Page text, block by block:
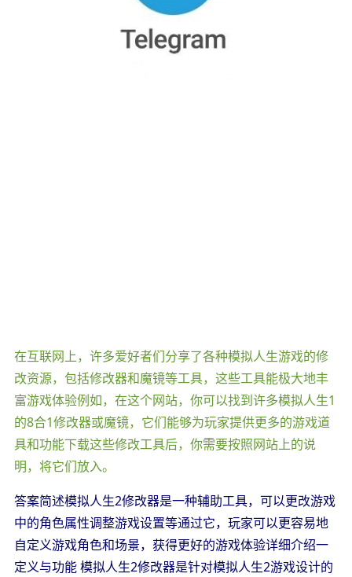
在互联网上，许多爱好者们分享了各种模拟人生游戏的修
改资源，包括修改器和魔镜等工具，这些工具能极大地丰
富游戏体验例如，在这个网站，你可以找到许多模拟人生1
的8合1修改器或魔镜，它们能够为玩家提供更多的游戏道
具和功能下载这些修改工具后，你需要按照网站上的说
明，将它们放入。
答案简述模拟人生2修改器是一种辅助工具，可以更改游戏
中的角色属性调整游戏设置等通过它，玩家可以更容易地
自定义游戏角色和场景，获得更好的游戏体验详细介绍一
定义与功能 模拟人生2修改器是针对模拟人生2游戏设计的